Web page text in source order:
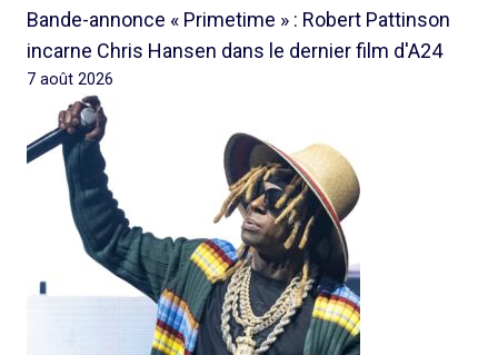
Bande-annonce « Primetime » : Robert Pattinson
incarne Chris Hansen dans le dernier film d'A24
7 août 2026